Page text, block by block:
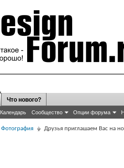
Календарь Сообщество Опции форума
Что нового?
Фотография Друзья приглашаем Вас на